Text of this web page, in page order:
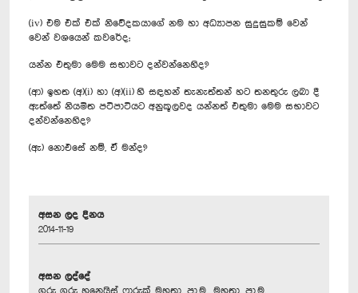
(iv) එම එක් එක් නිවේදකයාගේ නම හා අධ්‍යාපන සුදුසුකම් වෙන්
වෙන් වශයෙන් කවරේද;
යන්න එතුමා මෙම සභාවට දන්වන්නෙහිද?
(ආ) ඉහත (අ)(i) හා (අ)(ii) හි සඳහන් තැනැත්තන් හට තනතුරු ලබා දී
ඇත්තේ නියමිත පටිපාටියට අනුකූලවද යන්නත් එතුමා මෙම සභාවට
දන්වන්නෙහිද?
(ඇ) නොඑසේ නම්, ඒ මන්ද?
අසන ලද දිනය
2014-11-19
අසන ලද්දේ
ගරු ගරු හූනෙයිස් ෆාරුක් මහතා, පා.ම., මහතා, පා.ම.